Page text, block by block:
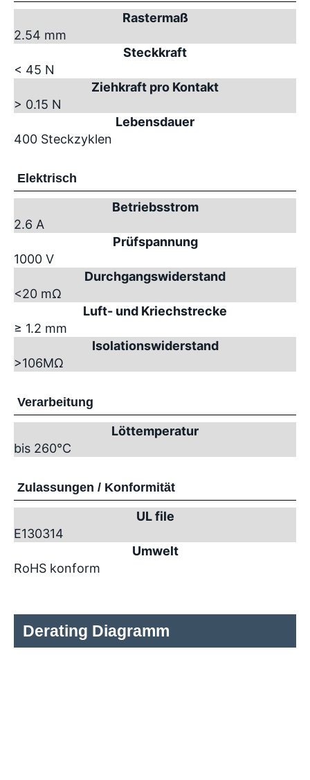
Rastermaß
2.54 mm
Steckkraft
< 45 N
Ziehkraft pro Kontakt
> 0.15 N
Lebensdauer
400 Steckzyklen
Elektrisch
Betriebsstrom
2.6 A
Prüfspannung
1000 V
Durchgangswiderstand
<20 mΩ
Luft- und Kriechstrecke
≥ 1.2 mm
Isolationswiderstand
>106MΩ
Verarbeitung
Löttemperatur
bis 260°C
Zulassungen / Konformität
UL file
E130314
Umwelt
RoHS konform
Derating Diagramm